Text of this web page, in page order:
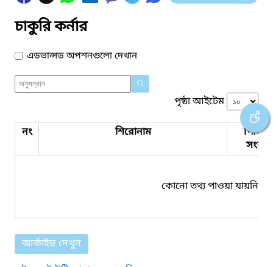
চাকুরি কর্নার
এডভান্সড অপশনগুলো দেখান
পৃষ্ঠা আইটেম
নং শিরোনাম
কোনো তথ্য পাওয়া যায়নি।
আর্কাইভ দেখুন